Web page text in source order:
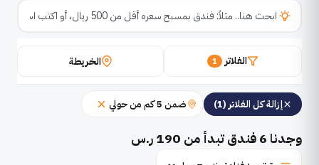
الفلاتر 1 الخريطة
إزالة كل الفلاتر (1) ضمن 5 كم من حولي
وجدنا 6فندق تبدأ من 190 ر.س